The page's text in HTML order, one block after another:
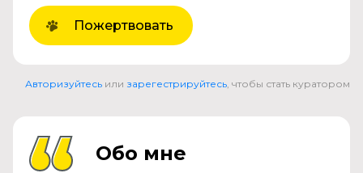
Пожертвовать
Авторизуйтесь или зарегестрируйтесь , чтобы стать куратором
Обо мне